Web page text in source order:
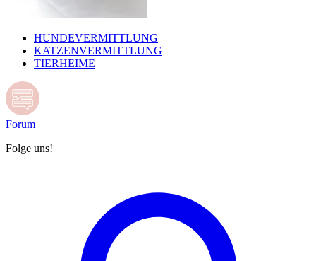
HUNDEVERMITTLUNG
KATZENVERMITTLUNG
TIERHEIME
Forum
Folge uns!